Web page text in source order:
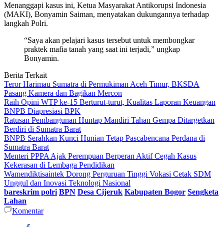
Menanggapi kasus ini, Ketua Masyarakat Antikorupsi Indonesia
(MAKI), Bonyamin Saiman, menyatakan dukungannya terhadap
langkah Polri.
“Saya akan pelajari kasus tersebut untuk membongkar
praktek mafia tanah yang saat ini terjadi,” ungkap
Bonyamin.
Berita Terkait
Teror Harimau Sumatra di Permukiman Aceh Timur, BKSDA
Pasang Kamera dan Bagikan Mercon
Raih Opini WTP ke-15 Berturut-turut, Kualitas Laporan Keuangan
BNPB Diapresiasi BPK
Ratusan Pembangunan Huntap Mandiri Tahan Gempa Ditargetkan
Berdiri di Sumatra Barat
BNPB Serahkan Kunci Hunian Tetap Pascabencana Perdana di
Sumatra Barat
Menteri PPPA Ajak Perempuan Berperan Aktif Cegah Kasus
Kekerasan di Lembaga Pendidikan
Wamendiktisaintek Dorong Perguruan Tinggi Vokasi Cetak SDM
Unggul dan Inovasi Teknologi Nasional
bareskrim polri BPN Desa Cijeruk Kabupaten Bogor Sengketa
Lahan
Komentar